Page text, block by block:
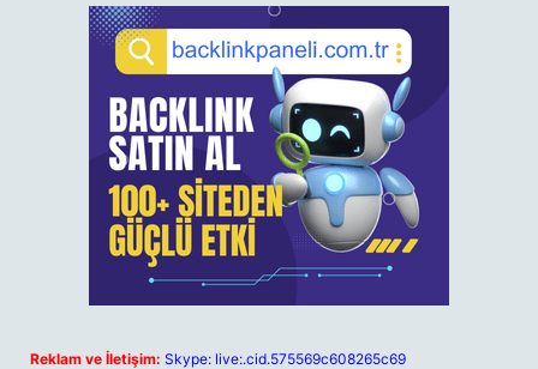
Reklam ve İletişim: Skype: live:.cid.575569c608265c69